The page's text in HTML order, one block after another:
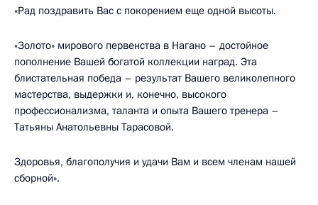
«Рад поздравить Вас с покорением еще одной высоты.
«Золото» мирового первенства в Нагано – достойное
пополнение Вашей богатой коллекции наград. Эта
блистательная победа – результат Вашего великолепного
мастерства, выдержки и, конечно, высокого
профессионализма, таланта и опыта Вашего тренера –
Татьяны Анатольевны Тарасовой.
Здоровья, благополучия и удачи Вам и всем членам нашей
сборной».